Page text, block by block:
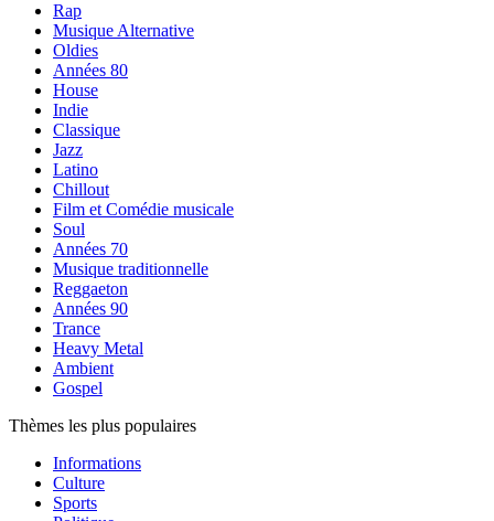
Rap
Musique Alternative
Oldies
Années 80
House
Indie
Classique
Jazz
Latino
Chillout
Film et Comédie musicale
Soul
Années 70
Musique traditionnelle
Reggaeton
Années 90
Trance
Heavy Metal
Ambient
Gospel
Thèmes les plus populaires
Informations
Culture
Sports